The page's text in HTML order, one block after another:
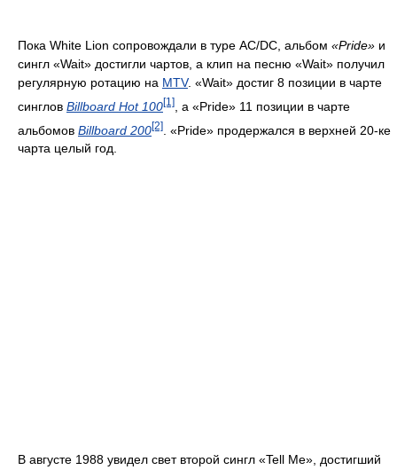
Пока White Lion сопровождали в туре AC/DC, альбом «Pride» и
сингл «Wait» достигли чартов, а клип на песню «Wait» получил
регулярную ротацию на MTV. «Wait» достиг 8 позиции в чарте
синглов Billboard Hot 100[1]
, а «Pride» 11 позиции в чарте
альбомов Billboard 200[2]
. «Pride» продержался в верхней 20-ке
чарта целый год.
В августе 1988 увидел свет второй сингл «Tell Me», достигший